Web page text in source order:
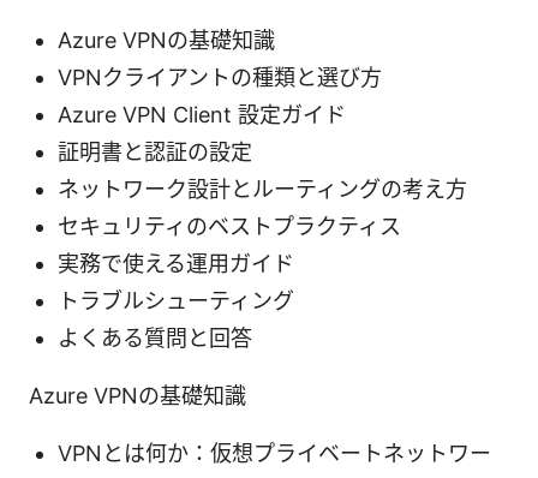
Azure VPNの基礎知識
VPNクライアントの種類と選び方
Azure VPN Client 設定ガイド
証明書と認証の設定
ネットワーク設計とルーティングの考え方
セキュリティのベストプラクティス
実務で使える運用ガイド
トラブルシューティング
よくある質問と回答
Azure VPNの基礎知識
VPNとは何か：仮想プライベートネットワー